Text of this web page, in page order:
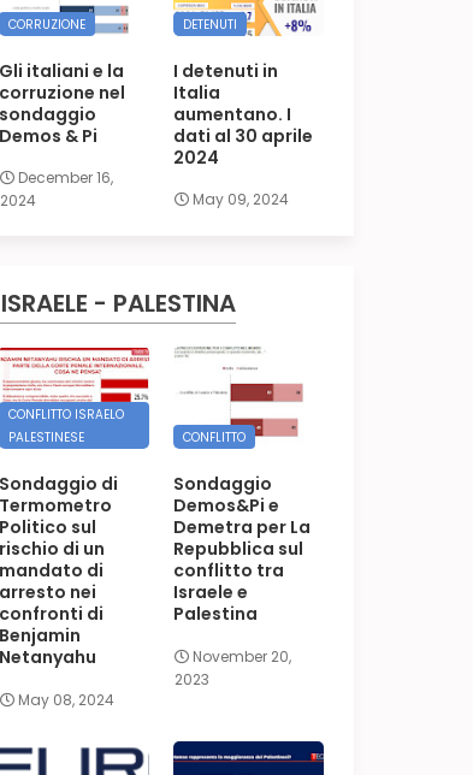
CORRUZIONE
Gli italiani e la
corruzione nel
sondaggio
Demos & Pi
December 16,
2024
DETENUTI
I detenuti in
Italia
aumentano. I
dati al 30 aprile
2024
May 09, 2024
ISRAELE - PALESTINA
CONFLITTO ISRAELO
PALESTINESE
Sondaggio di
Termometro
Politico sul
rischio di un
mandato di
arresto nei
confronti di
Benjamin
Netanyahu
May 08, 2024
CONFLITTO
Sondaggio
Demos&Pi e
Demetra per La
Repubblica sul
conflitto tra
Israele e
Palestina
November 20,
2023